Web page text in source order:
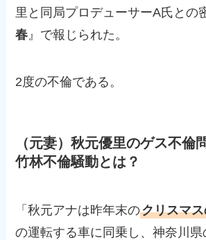
里と同局プロデューサーA氏との
春』で報じられた。
2度の不倫である。
（元妻）秋元優里のゲス不倫
竹林不倫騒動とは？
「秋元アナは昨年末のクリスマ
の運転する車に同乗し、神奈川